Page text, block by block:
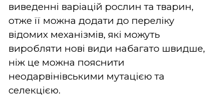
виведенні варіацій рослин та тварин,
отже її можна додати до переліку
відомих механізмів, які можуть
виробляти нові види набагато швидше,
ніж це можна пояснити
неодарвінівськими мутацією та
селекцією.